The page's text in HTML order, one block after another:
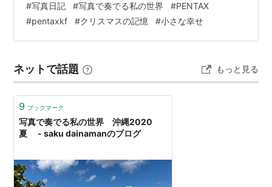
に、絵本の世界と「いつか」を詰め込んでクリスマスイ
ブは枕元に靴下を置き胸が高鳴って眠れなくて怒られた
なぁ。 今、家にツリーはないし母も、もういない。それ
えずに残っている。 窓越しに見える、立派なクリスマス
ツリーと夜景。 光の中で揺れる可愛ら…
#写真日記 #写真で奏でる私の世界 #PENTAX
#pentaxkf #クリスマスの記憶 #小さな幸せ
ネットで話題 もっと見る
9 ブックマーク
写真で奏でる私の世界 沖縄2020
夏 - saku dainamanのブログ